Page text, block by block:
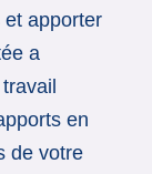
apporter
a
en
de votre